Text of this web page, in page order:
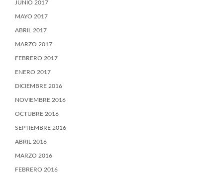
JUNIO 2017
MAYO 2017
ABRIL 2017
MARZO 2017
FEBRERO 2017
ENERO 2017
DICIEMBRE 2016
NOVIEMBRE 2016
OCTUBRE 2016
SEPTIEMBRE 2016
ABRIL 2016
MARZO 2016
FEBRERO 2016